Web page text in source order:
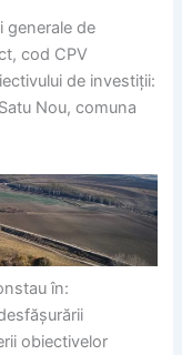
generale de
cod CPV
de investiții:
Nou, comuna
în:
obiectivelor